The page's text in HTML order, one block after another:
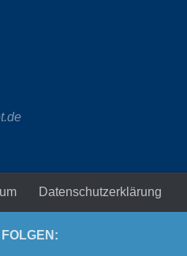
Datenschutzerklärung
FOLGEN: